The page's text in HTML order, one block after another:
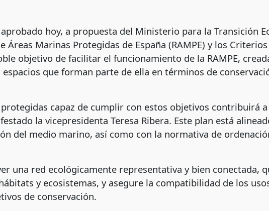
hoy, a propuesta del Ministerio para la Transición
Áreas Marinas Protegidas de España (RAMPE) y los
objetivo de facilitar el funcionamiento de la RAMPE,
que forman parte de ella en términos de
capaz de cumplir con estos objetivos contribuirá
la vicepresidenta Teresa Ribera. Este plan está
del medio marino, así como con la normativa de
una red ecológicamente representativa y bien conectada,
y ecosistemas, y asegure la compatibilidad de los
de conservación.